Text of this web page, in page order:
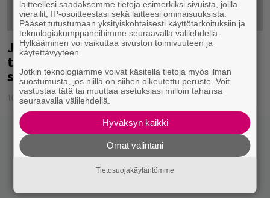
Jos The Beatles ja Led Zeppelin
törmäisivät hiukkaskiihdyttimessä,
syntyisi tämä eeppinen mash-up
10.02.2016 Tuukka Hämäläinen
laitteellesi saadaksemme tietoja esimerkiksi sivuista, joilla
vierailit, IP-osoitteestasi sekä laitteesi ominaisuuksista.
Pääset tutustumaan yksityiskohtaisesti käyttötarkoituksiin ja
teknologiakumppaneihimme seuraavalla välilehdellä.
Hylkääminen voi vaikuttaa sivuston toimivuuteen ja
käytettävyyteen.
Jotkin teknologiamme voivat käsitellä tietoja myös ilman
suostumusta, jos niillä on siihen oikeutettu peruste. Voit
vastustaa tätä tai muuttaa asetuksiasi milloin tahansa
seuraavalla välilehdellä.
Hyväksyn kaikki
Omat valintani
Tietosuojakäytäntömme